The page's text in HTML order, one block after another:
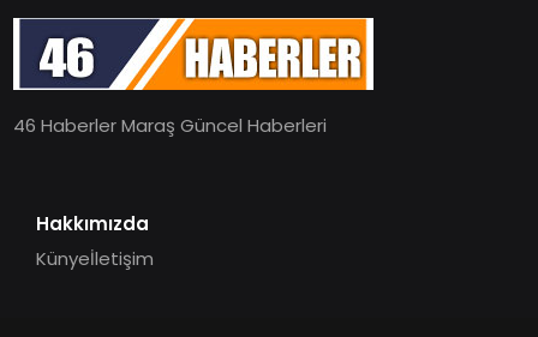
46 Haberler Maraş Güncel Haberleri
Hakkımızda
Künyeİletişim